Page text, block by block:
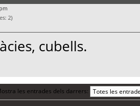
2)
cubells.
les entrades dels darrers: